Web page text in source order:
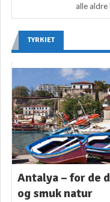
alle aldre
TYRKIET
Antalya – for de
og smuk natur